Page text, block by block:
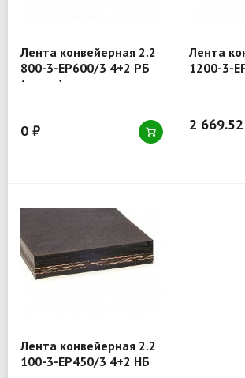
Лента конвейерная 2.2
800-3-EP600/3 4+2 РБ
(товар)
0 ₽
Лента
1200-3-
2
Лента конвейерная 2.2
100-3-EP450/3 4+2 НБ